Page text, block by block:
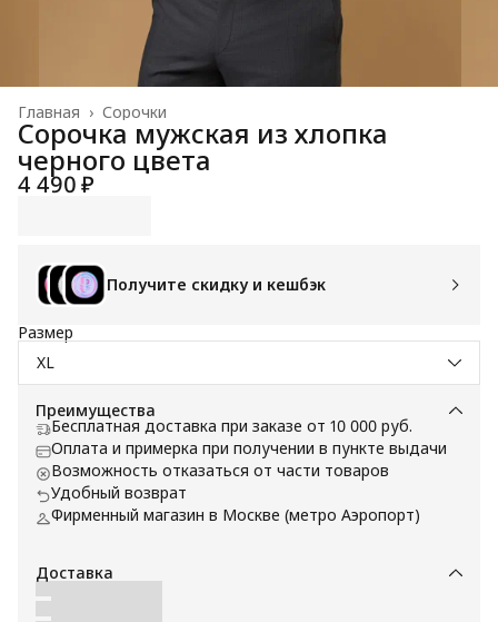
Сорочки
Главная ›
Сорочка мужская из хлопка
черного цвета
4 490 ₽
Получите скидку и кешбэк
Размер
XL
Преимущества
Бесплатная доставка при заказе от 10 000 руб.
Оплата и примерка при получении в пункте выдачи
Возможность отказаться от части товаров
Удобный возврат
Фирменный магазин в Москве (метро Аэропорт)
Доставка